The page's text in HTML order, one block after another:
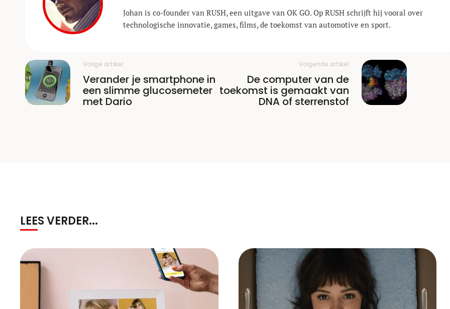
Johan is co-founder van RUSH, een uitgave van OK GO. Op RUSH schrijft hij vooral over
technologische innovatie, games, films, de toekomst van automotive en sport.
Vorige artikel
Verander je smartphone in
een slimme glucosemeter
met Dario
Volgende artikel
De computer van de
toekomst is gemaakt van
DNA of sterrenstof
LEES VERDER...